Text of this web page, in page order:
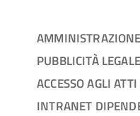
PUBBLICITÀ LEGALE
ACCESSO AGLI ATTI
INTRANET